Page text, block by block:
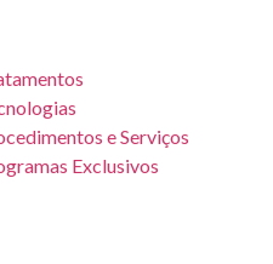
e Serviços
Exclusivos